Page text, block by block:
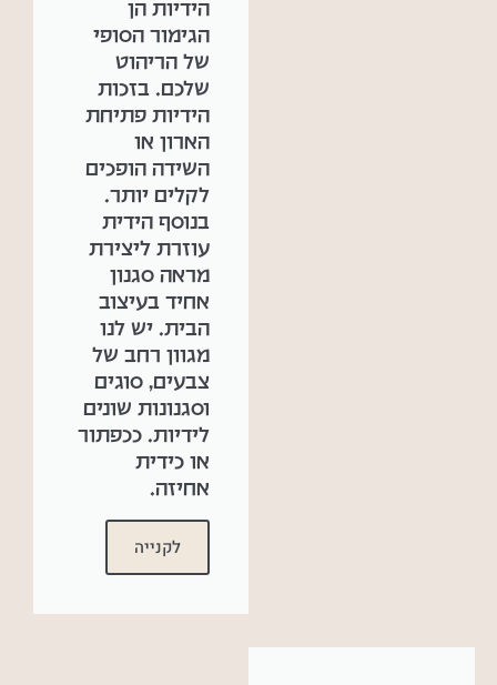
הידיות הן
הגימור הסופי
של הריהוט
שלכם. בזכות
הידיות פתיחת
הארון או
השידה הופכים
לקלים יותר.
בנוסף הידית
עוזרת ליצירת
מראה סגנון
אחיד בעיצוב
הבית. יש לנו
מגוון רחב של
צבעים, סוגים
וסגנונות שונים
לידיות. ככפתור
או כידית
אחיזה.
לקנייה